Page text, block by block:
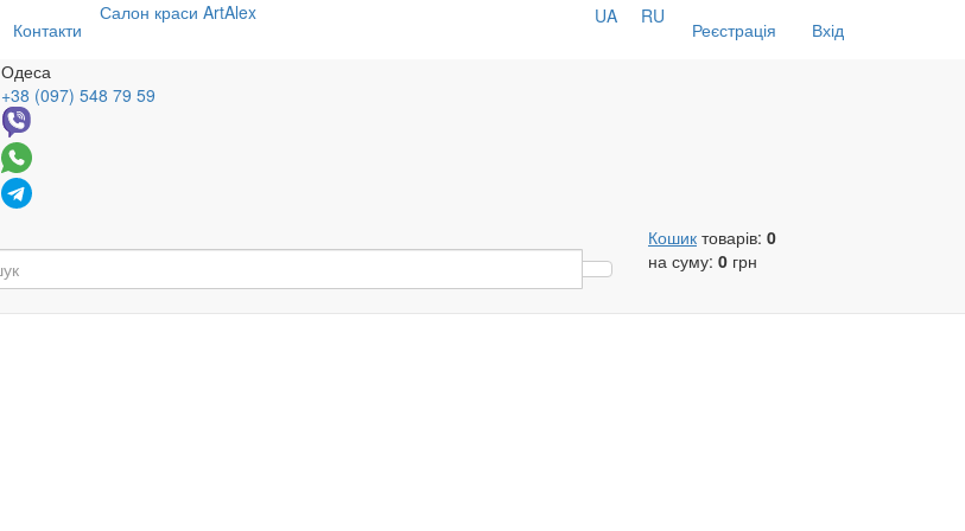
Контакти
Салон краси ArtAlex
Реєстрація Вхід
UA RU
Одеса
+38 (097) 548 79 59
Кошик товарів: 0
на суму: 0 грн